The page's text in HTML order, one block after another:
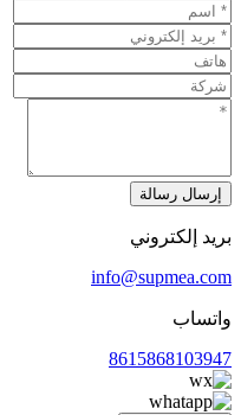
إرسال رسالة
بريد إلكتروني
info@supmea.com
واتساب
8615868103947